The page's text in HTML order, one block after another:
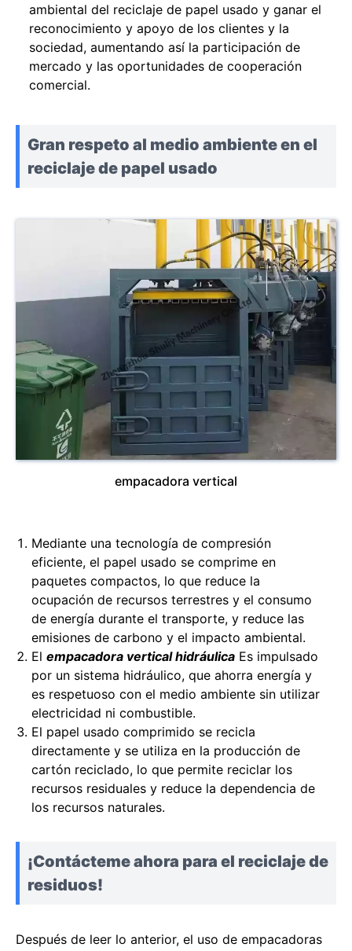
ambiental del reciclaje de papel usado y ganar el
reconocimiento y apoyo de los clientes y la
sociedad, aumentando así la participación de
mercado y las oportunidades de cooperación
comercial.
Gran respeto al medio ambiente en el
reciclaje de papel usado
empacadora vertical
Mediante una tecnología de compresión
eficiente, el papel usado se comprime en
paquetes compactos, lo que reduce la
ocupación de recursos terrestres y el consumo
de energía durante el transporte, y reduce las
emisiones de carbono y el impacto ambiental.
El empacadora vertical hidráulica Es impulsado
por un sistema hidráulico, que ahorra energía y
es respetuoso con el medio ambiente sin utilizar
electricidad ni combustible.
El papel usado comprimido se recicla
directamente y se utiliza en la producción de
cartón reciclado, lo que permite reciclar los
recursos residuales y reduce la dependencia de
los recursos naturales.
¡Contácteme ahora para el reciclaje de
residuos!
Después de leer lo anterior, el uso de empacadoras